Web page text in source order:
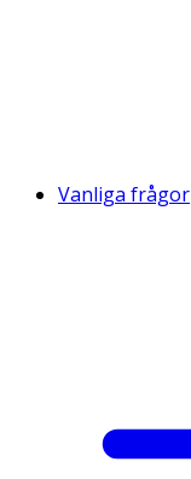
Vanliga frågor